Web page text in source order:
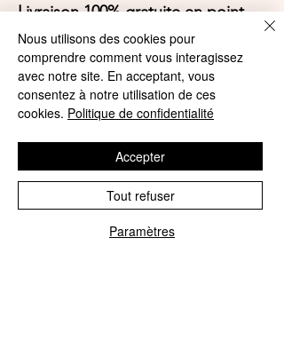
Livraison 100% gratuite en point
relais et gratuite à domicile à partir
de 59€ en France métropolitaine
Parrainer un ami
Le programme de fidelité
Ma Box Culottes
Carte cadeau
Paiement en 4 x sans frais avec
PayPal ou Klarna
Nous utilisons des cookies pour
comprendre comment vous interagissez
avec notre site. En acceptant, vous
consentez à notre utilisation de ces
cookies. Politique de confidentialité
Paramètres
Tout refuser
Accepter